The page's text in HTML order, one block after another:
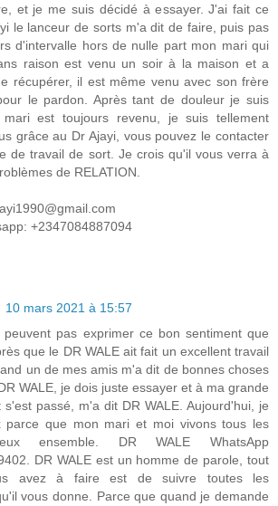
et je me suis décidé à essayer. J'ai fait ce
le lanceur de sorts m'a dit de faire, puis pas
d'intervalle hors de nulle part mon mari qui
raison est venu un soir à la maison et a
récupérer, il est même venu avec son frère
le pardon. Après tant de douleur je suis
mari est toujours revenu, je suis tellement
grâce au Dr Ajayi, vous pouvez le contacter
de travail de sort. Je crois qu'il vous verra à
de RELATION.
+2347084887094
10 mars 2021 à 15:57
pas exprimer ce bon sentiment que
que le DR WALE ait fait un excellent travail
un de mes amis m'a dit de bonnes choses
WALE, je dois juste essayer et à ma grande
s'est passé, m'a dit DR WALE. Aujourd'hui, je
parce que mon mari et moi vivons tous les
ensemble. DR WALE WhatsApp
DR WALE est un homme de parole, tout
avez à faire est de suivre toutes les
vous donne. Parce que quand je demande